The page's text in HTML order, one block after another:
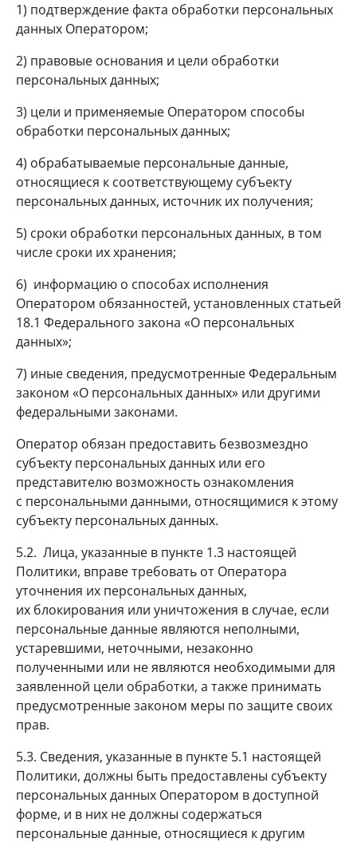
1) подтверждение факта обработки персональных
данных Оператором;
2) правовые основания и цели обработки
персональных данных;
3) цели и применяемые Оператором способы
обработки персональных данных;
4) обрабатываемые персональные данные,
относящиеся к соответствующему субъекту
персональных данных, источник их получения;
5) сроки обработки персональных данных, в том
числе сроки их хранения;
6) информацию о способах исполнения
Оператором обязанностей, установленных статьей
18.1 Федерального закона «О персональных
данных»;
7) иные сведения, предусмотренные Федеральным
законом «О персональных данных» или другими
федеральными законами.
Оператор обязан предоставить безвозмездно
субъекту персональных данных или его
представителю возможность ознакомления
с персональными данными, относящимися к этому
субъекту персональных данных.
5.2. Лица, указанные в пункте 1.3 настоящей
Политики, вправе требовать от Оператора
уточнения их персональных данных,
их блокирования или уничтожения в случае, если
персональные данные являются неполными,
устаревшими, неточными, незаконно
полученными или не являются необходимыми для
заявленной цели обработки, а также принимать
предусмотренные законом меры по защите своих
прав.
5.3. Сведения, указанные в пункте 5.1 настоящей
Политики, должны быть предоставлены субъекту
персональных данных Оператором в доступной
форме, и в них не должны содержаться
персональные данные, относящиеся к другим